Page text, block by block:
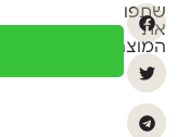
שתפו
את
המוצר